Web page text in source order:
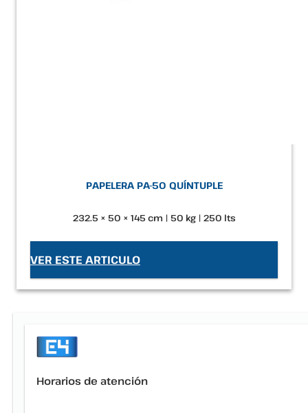
PAPELERA PA-50 QUÍNTUPLE
232.5 × 50 × 145 cm | 50 kg | 250 lts
VER ESTE ARTICULO
Horarios de atención